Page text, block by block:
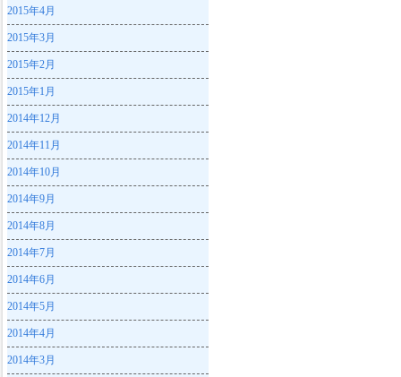
2015年4月
2015年3月
2015年2月
2015年1月
2014年12月
2014年11月
2014年10月
2014年9月
2014年8月
2014年7月
2014年6月
2014年5月
2014年4月
2014年3月